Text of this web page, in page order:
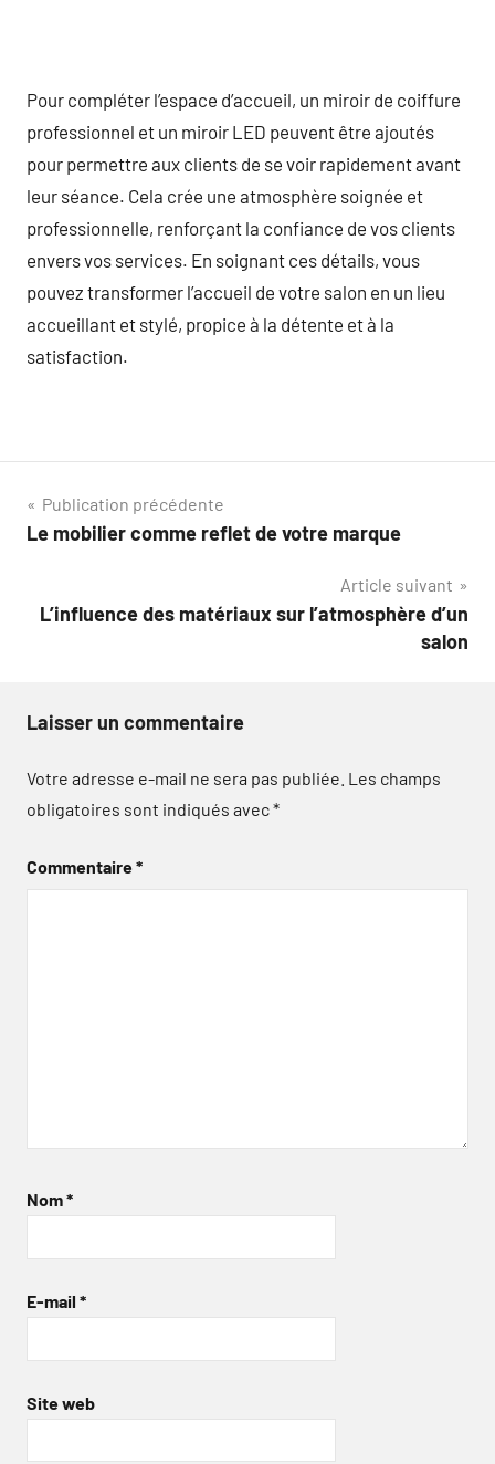
Pour compléter l’espace d’accueil, un miroir de coiffure
professionnel et un miroir LED peuvent être ajoutés
pour permettre aux clients de se voir rapidement avant
leur séance. Cela crée une atmosphère soignée et
professionnelle, renforçant la confiance de vos clients
envers vos services. En soignant ces détails, vous
pouvez transformer l’accueil de votre salon en un lieu
accueillant et stylé, propice à la détente et à la
satisfaction.
Navigation
de
Publication précédente
Le mobilier comme reflet de votre marque
Article suivant
L’influence des matériaux sur l’atmosphère d’un
salon
Laisser un commentaire
Votre adresse e-mail ne sera pas publiée. Les champs
obligatoires sont indiqués avec*
Commentaire*
Nom*
E-mail *
Site web